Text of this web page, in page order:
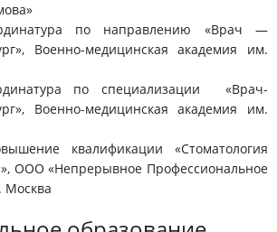
по направлению «Врач —
Военно-медицинская академия им.
по специализации «Врач-
Военно-медицинская академия им.
квалификации «Стоматология
ООО «Непрерывное Профессиональное
Москва